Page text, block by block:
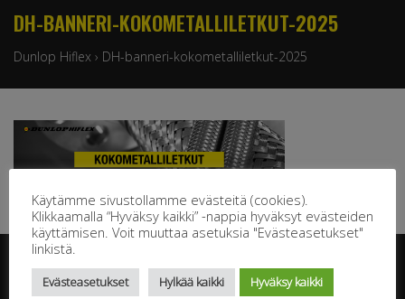
DH-BANNERI-KOKOMETALLILETKUT-2025
Dunlop Hiflex › DH-banneri-kokometalliletkut-2025
Käytämme sivustollamme evästeitä (cookies).
Klikkaamalla “Hyväksy kaikki” -nappia hyväksyt evästeiden
käyttämisen. Voit muuttaa asetuksia "Evästeasetukset"
linkistä.
Evästeasetukset Hylkää kaikki Hyväksy kaikki